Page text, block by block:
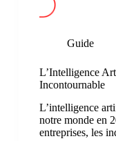
Guide
L’Intelligence
Incontournable
L’intelligence
notre monde en
entreprises, les